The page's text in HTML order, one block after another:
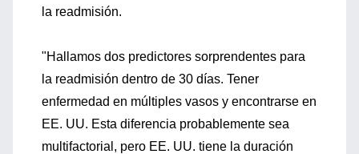
la readmisión.
"Hallamos dos predictores sorprendentes para
la readmisión dentro de 30 días. Tener
enfermedad en múltiples vasos y encontrarse en
EE. UU. Esta diferencia probablemente sea
multifactorial, pero EE. UU. tiene la duración